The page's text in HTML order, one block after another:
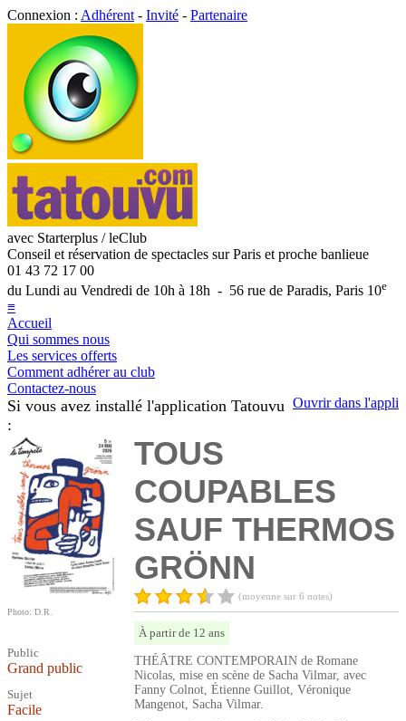
Connexion : Adhérent - Invité - Partenaire
avec Starterplus / leClub
Conseil et réservation de spectacles sur Paris et proche banlieue
01 43 72 17 00
du Lundi au Vendredi de 10h à 18h - 56 rue de Paradis, Paris 10e
≡
Accueil
Qui sommes nous
Les services offerts
Comment adhérer au club
Contactez-nous
Ouvrir dans l'appli
Si vous avez installé l'application Tatouvu
:
Photo: D.R.
Public
Grand public
Sujet
Facile
TOUS
COUPABLES
SAUF THERMOS
GRÖNN
(moyenne sur 6 notes)
À partir de 12 ans
THÉÂTRE CONTEMPORAIN de Romane
Nicolas, mise en scène de Sacha Vilmar, avec
Fanny Colnot, Étienne Guillot, Véronique
Mangenot, Sacha Vilmar.